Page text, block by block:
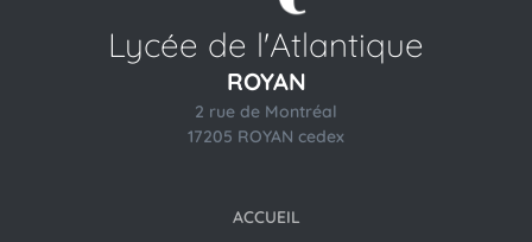
Lycée de l'Atlantique
ROYAN
2 rue de Montréal
17205 ROYAN cedex
ACCUEIL